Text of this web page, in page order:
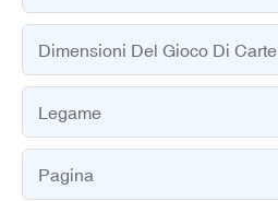
Dimensioni Del Gioco Di Carte
Legame
Pagina